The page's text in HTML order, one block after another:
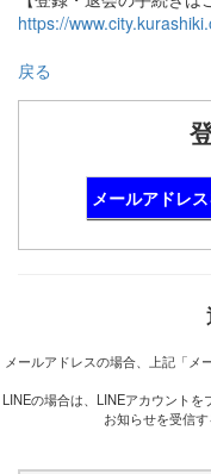
https://
戻る
メールアドレ
メールアドレスの場合、上記「
LINEの場合は、LINEアカウント
お知らせを受信